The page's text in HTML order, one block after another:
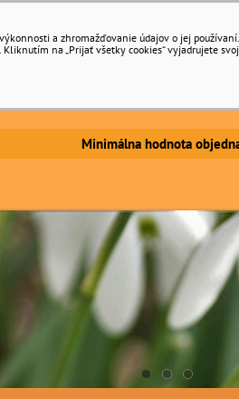
hodnota objednaného
a zhromažďovanie údajov o jej
na „Prijať všetky cookies“ vyjadrujete